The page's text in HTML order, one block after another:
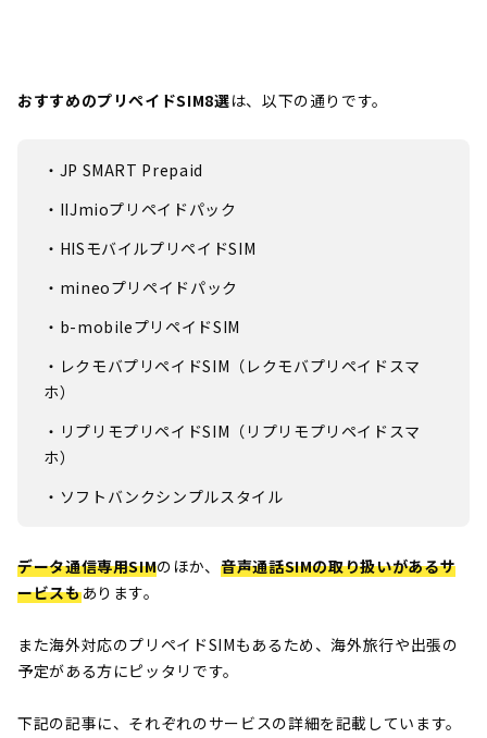
おすすめのプリペイドSIM8選は、以下の通りです。
・JP SMART Prepaid
・IIJmioプリペイドパック
・HISモバイルプリペイドSIM
・mineoプリペイドパック
・b-mobileプリペイドSIM
・レクモバプリペイドSIM（レクモバプリペイドスマ
ホ）
・リプリモプリペイドSIM（リプリモプリペイドスマ
ホ）
・ソフトバンクシンプルスタイル
データ通信専用SIMのほか、 音声通話SIMの取り扱いがあるサ
ービスもあります。
また海外対応のプリペイドSIMもあるため、海外旅行や出張の
予定がある方にピッタリです。
下記の記事に、それぞれのサービスの詳細を記載しています。